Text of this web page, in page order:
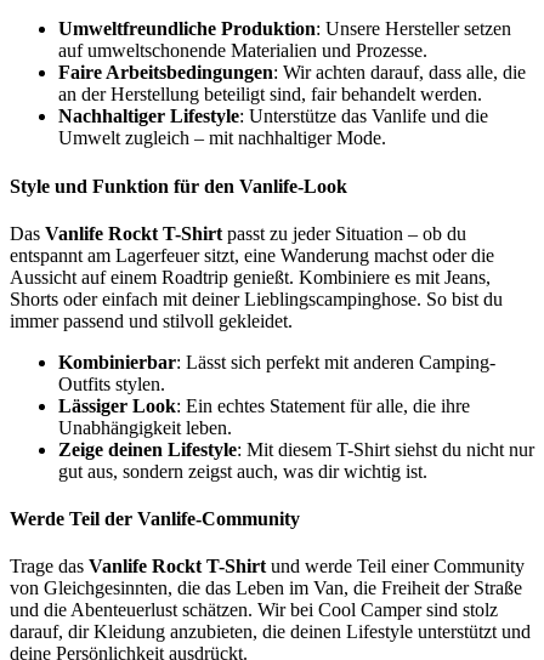
Umweltfreundliche Produktion: Unsere Hersteller setzen
auf umweltschonende Materialien und Prozesse.
Faire Arbeitsbedingungen: Wir achten darauf, dass alle, die
an der Herstellung beteiligt sind, fair behandelt werden.
Nachhaltiger Lifestyle: Unterstütze das Vanlife und die
Umwelt zugleich – mit nachhaltiger Mode.
Style und Funktion für den Vanlife-Look
Das Vanlife Rockt T-Shirt passt zu jeder Situation – ob du
entspannt am Lagerfeuer sitzt, eine Wanderung machst oder die
Aussicht auf einem Roadtrip genießt. Kombiniere es mit Jeans,
Shorts oder einfach mit deiner Lieblingscampinghose. So bist du
immer passend und stilvoll gekleidet.
Kombinierbar: Lässt sich perfekt mit anderen Camping-
Outfits stylen.
Lässiger Look: Ein echtes Statement für alle, die ihre
Unabhängigkeit leben.
Zeige deinen Lifestyle: Mit diesem T-Shirt siehst du nicht nur
gut aus, sondern zeigst auch, was dir wichtig ist.
Werde Teil der Vanlife-Community
Trage das Vanlife Rockt T-Shirt und werde Teil einer Community
von Gleichgesinnten, die das Leben im Van, die Freiheit der Straße
und die Abenteuerlust schätzen. Wir bei Cool Camper sind stolz
darauf, dir Kleidung anzubieten, die deinen Lifestyle unterstützt und
deine Persönlichkeit ausdrückt.